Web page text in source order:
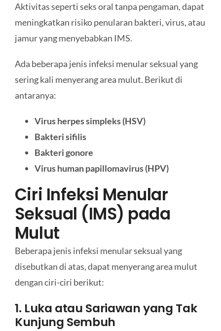
Aktivitas seperti seks oral tanpa pengaman, dapat
meningkatkan risiko penularan bakteri, virus, atau
jamur yang menyebabkan IMS.
Ada beberapa jenis infeksi menular seksual yang
sering kali menyerang area mulut. Berikut di
antaranya:
Virus herpes simpleks (HSV)
Bakteri sifilis
Bakteri gonore
Virus human papillomavirus (HPV)
Ciri Infeksi Menular
Seksual (IMS) pada
Mulut
Beberapa jenis infeksi menular seksual yang
disebutkan di atas, dapat menyerang area mulut
dengan ciri-ciri berikut:
1. Luka atau Sariawan yang Tak
Kunjung Sembuh